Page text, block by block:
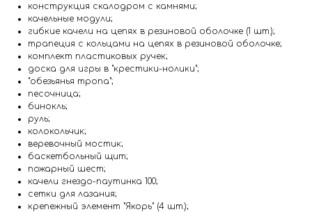
конструкция скалодром с камнями;
качельные модули;
гибкие качели на цепях в резиновой оболочке (1 шт.);
трапеция с кольцами на цепях в резиновой оболочке;
комплект пластиковых ручек;
доска для игры в "крестики-нолики";
"обезьянья тропа";
песочница;
бинокль;
руль;
колокольчик;
веревочный мостик;
баскетбольный щит;
пожарный шест;
качели гнездо-паутинка 100;
сетки для лазания;
крепежный элемент "Якорь" (4 шт.);